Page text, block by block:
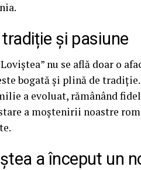
și pasiune
nu se află doar o
bogată și plină de
a evoluat, rămânând
a moștenirii noastre
a început un